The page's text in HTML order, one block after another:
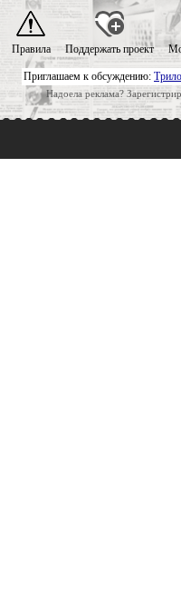
Приглашаем к обсуждению:
Надоела реклама?
Правила Поддержать проект